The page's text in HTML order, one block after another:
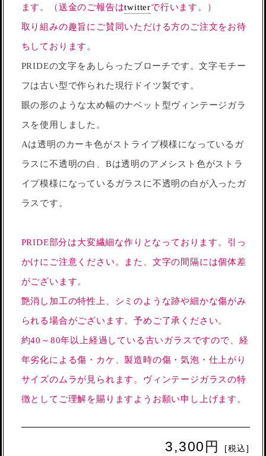
ます。（送金のご報告はtwitterで行います。）
取り組みの趣旨にご賛同いただける方のご注文をお待
ちしております。
PRIDEの文字をあしらったブローチです。文字モチー
フは古い型で作られた現行ドイツ製です。
眼の形のような太め幅のナベット型ヴィンテージガラ
スを使用しました。
Aは透明のカーキ色がストライプ模様になっているガ
ラスに不透明の白、Bは透明のアメシスト色がストラ
イプ模様になっているガラスに不透明の白が入ったガ
ラスです。
PRIDE部分は大変繊細な作りとなっております。引っ
かけにご注意ください。また、文字の間隔には個体差
がございます。
艶消し加工の特性上、シミのような跡や細かな傷がみ
られる場合がございます。予めご了承ください。
約40～80年以上経過している古いガラスですので、経
年劣化による傷・カケ、製造時の傷・気泡・仕上がり
サイズのムラが見られます。ヴィンテージガラスの特
徴としてご理解を賜りますようお願い申し上げます。
3,300円 [税込]